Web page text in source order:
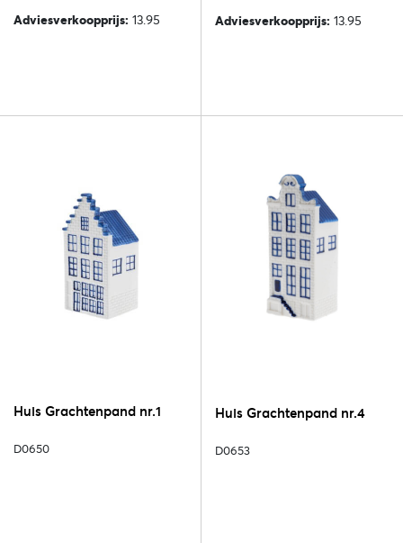
Adviesverkoopprijs: 13.95 Adviesverkoopprijs: 13.95
Huis Grachtenpand nr.1
D0650
Huis Grachtenpand nr.4
D0653